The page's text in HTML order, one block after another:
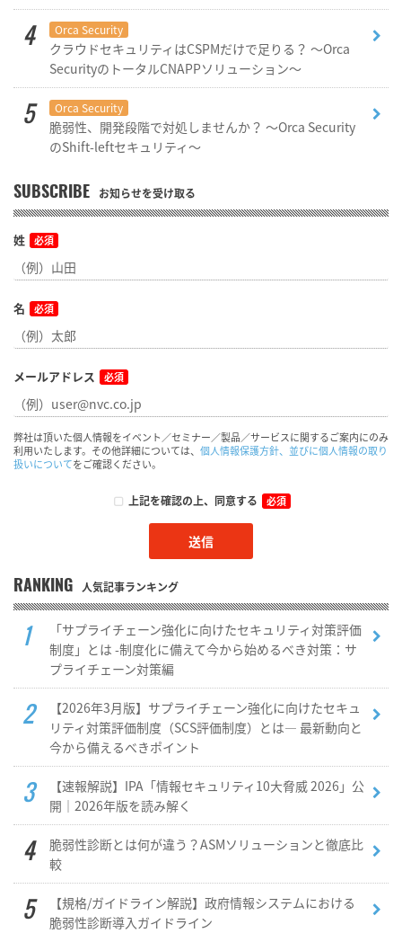
Orca Security
クラウドセキュリティはCSPMだけで足りる？ ～Orca
SecurityのトータルCNAPPソリューション～
Orca Security
脆弱性、開発段階で対処しませんか？ ～Orca Security
のShift-leftセキュリティ～
SUBSCRIBE お知らせを受け取る
姓 必須
名 必須
メールアドレス 必須
弊社は頂いた個人情報をイベント／セミナー／製品／サービスに関するご案内にのみ
利用いたします。その他詳細については、 個人情報保護方針、並びに個人情報の取り
扱いについてをご確認ください。
上記を確認の上、同意する 必須
RANKING 人気記事ランキング
「サプライチェーン強化に向けたセキュリティ対策評価
制度」とは -制度化に備えて今から始めるべき対策：サ
プライチェーン対策編
【2026年3月版】サプライチェーン強化に向けたセキュ
リティ対策評価制度（SCS評価制度）とは― 最新動向と
今から備えるべきポイント
【速報解説】IPA「情報セキュリティ10大脅威 2026」公
開｜2026年版を読み解く
脆弱性診断とは何が違う？ASMソリューションと徹底比
較
【規格/ガイドライン解説】政府情報システムにおける
脆弱性診断導入ガイドライン